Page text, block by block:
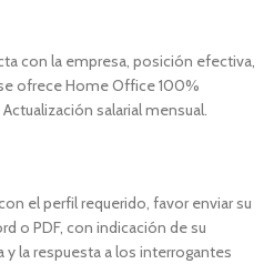
con la empresa, posición efectiva,
ofrece Home Office 100%
salarial mensual.
el perfil requerido, favor enviar su
o PDF, con indicación de su
la respuesta a los interrogantes